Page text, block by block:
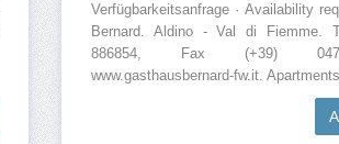
Verfügbarkeitsanfrage · Availability
Bernard. Aldino - Val di Fiemme.
886854, Fax (+39)
www.gasthausbernard-fw.it.